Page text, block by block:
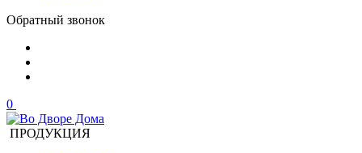
Обратный звонок
0
ПРОДУКЦИЯ